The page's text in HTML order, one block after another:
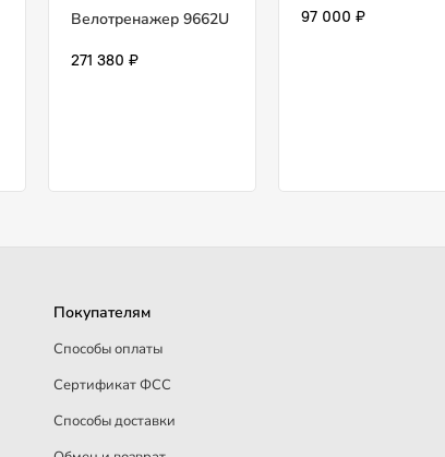
Велотренажер 9662U
271 380 ₽
97 000 ₽
Покупателям
Способы оплаты
Сертификат ФСС
Способы доставки